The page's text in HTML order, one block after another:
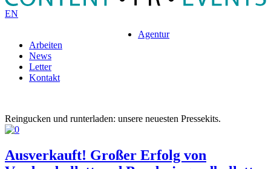
EN
Agentur
Arbeiten
News
Letter
Kontakt
Reingucken und runterladen: unsere neuesten Pressekits.
Ausverkauft! Großer Erfolg von